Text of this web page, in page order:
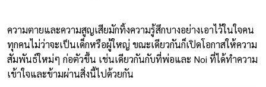
ความตายและความสูญเสียมักทิ้งความรู้สึกบางอย่างเอาไว้ในใจคน
ทุกคนไม่ว่าจะเป็นเด็กหรือผู้ใหญ่ ขณะเดียวกันก็เปิดโอกาสให้ความ
สัมพันธ์ใหม่ๆ ก่อตัวขึ้น เช่นเดียวกันกับที่พ่อและ Noi ที่ได้ทำความ
เข้าใจและข้ามผ่านสิ่งนี้ไปด้วยกัน